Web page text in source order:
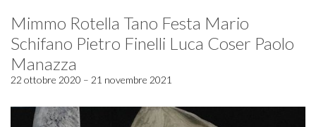
Mimmo Rotella Tano Festa Mario
Schifano Pietro Finelli Luca Coser Paolo
Manazza
22 ottobre 2020 – 21 novembre 2021